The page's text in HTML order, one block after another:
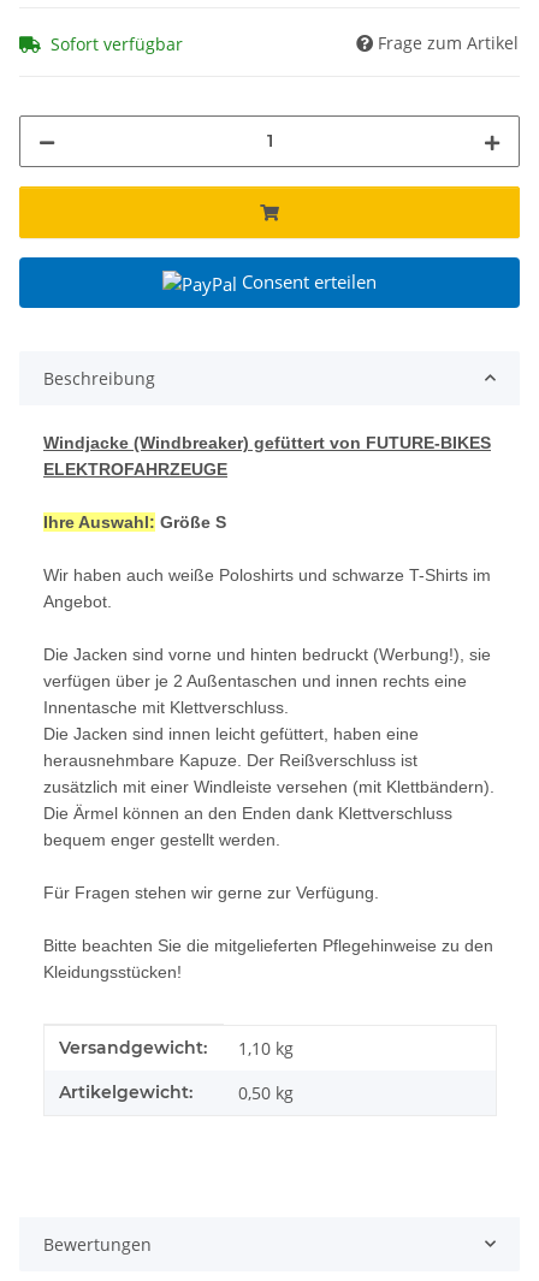
Sofort verfügbar Frage zum Artikel
Consent erteilen
Beschreibung
Windjacke (Windbreaker) gefüttert von FUTURE-BIKES
ELEKTROFAHRZEUGE
Ihre Auswahl: Größe S
Wir haben auch weiße Poloshirts und schwarze T-Shirts im
Angebot.
Die Jacken sind vorne und hinten bedruckt (Werbung!), sie
verfügen über je 2 Außentaschen und innen rechts eine
Innentasche mit Klettverschluss.
Die Jacken sind innen leicht gefüttert, haben eine
herausnehmbare Kapuze. Der Reißverschluss ist
zusätzlich mit einer Windleiste versehen (mit Klettbändern).
Die Ärmel können an den Enden dank Klettverschluss
bequem enger gestellt werden.
Für Fragen stehen wir gerne zur Verfügung.
Bitte beachten Sie die mitgelieferten Pflegehinweise zu den
Kleidungsstücken!
Produkteigenschaft
Wert
Versandgewicht: 1,10 kg
Artikelgewicht: 0,50 kg
Bewertungen